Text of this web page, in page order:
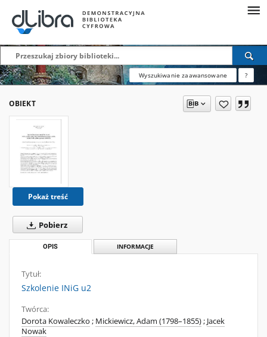
Wyszukiwanie zaawansowane ?
OBIEKT
Pokaż treść
Pobierz
OPIS INFORMACJE
Tytuł:
Szkolenie INiG u2
Twórca:
Dorota Kowaleczko ; Mickiewicz, Adam (1798–1855); Jacek
Nowak